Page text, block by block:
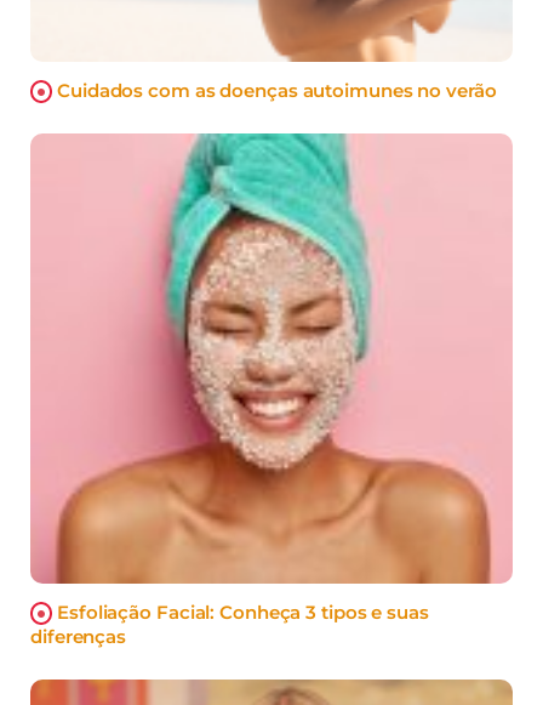
Cuidados com as doenças autoimunes no verão
Esfoliação Facial: Conheça 3 tipos e suas
diferenças